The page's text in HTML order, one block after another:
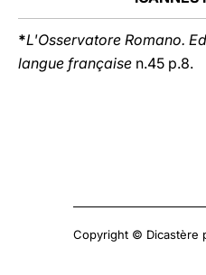
*L'Osservatore Romano.
langue française n.45 p.8.
Copyright © Dicastère